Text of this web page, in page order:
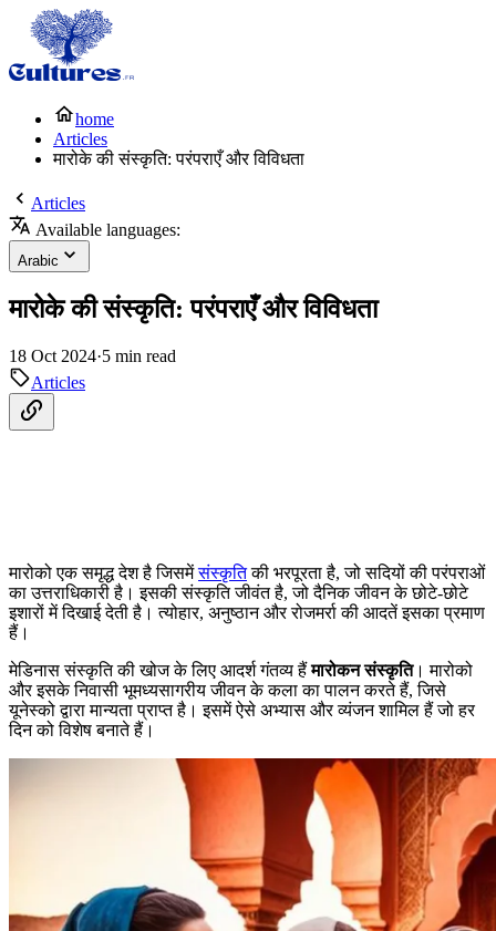
home
Articles
मारोके की संस्कृति: परंपराएँ और विविधता
Articles
Available languages:
Arabic
मारोके की संस्कृति: परंपराएँ और विविधता
18 Oct 2024·5 min read
Articles
मारोको एक समृद्ध देश है जिसमेंसंस्कृतिकी भरपूरता है, जो सदियों की परंपराओं
का उत्तराधिकारी है। इसकी संस्कृति जीवंत है, जो दैनिक जीवन के छोटे-छोटे
इशारों में दिखाई देती है। त्योहार, अनुष्ठान और रोजमर्रा की आदतें इसका प्रमाण
हैं।
मेडिनास संस्कृति की खोज के लिए आदर्श गंतव्य हैंमारोकन संस्कृति। मारोको
और इसके निवासी भूमध्यसागरीय जीवन के कला का पालन करते हैं, जिसे
यूनेस्को द्वारा मान्यता प्राप्त है। इसमें ऐसे अभ्यास और व्यंजन शामिल हैं जो हर
दिन को विशेष बनाते हैं।